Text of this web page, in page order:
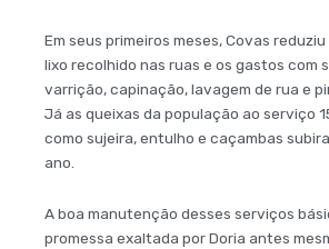
Em seus primeiros meses, Covas
lixo recolhido nas ruas e os gastos com
varrição, capinação, lavagem de rua e
Já as queixas da população ao serviço
como sujeira, entulho e caçambas
ano.
A boa manutenção desses serviços
promessa exaltada por Doria antes